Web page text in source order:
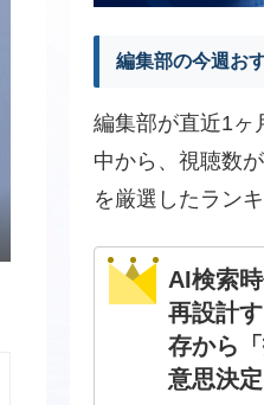
編集部の今週お
編集部が直近1ヶ
中から、視聴数
を厳選したラン
AI検索
再設計
存から
意思決